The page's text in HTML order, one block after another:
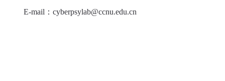
E-mail：cyberpsylab@ccnu.edu.cn